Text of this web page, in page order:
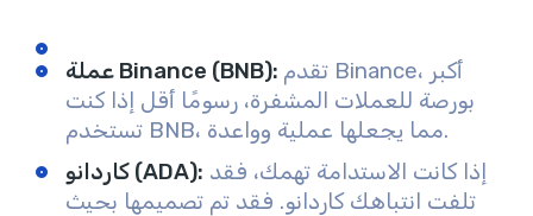
عملة Binance (BNB): تقدم Binance، أكبر
بورصة للعملات المشفرة، رسومًا أقل إذا كنت
تستخدم BNB، مما يجعلها عملية وواعدة.
كاردانو (ADA):
تلفت انتباهك كاردانو. فقد تم تصميمها بحيث